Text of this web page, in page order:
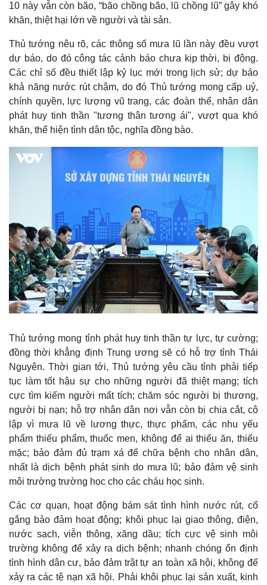
Pháp luật
Vụ án
Tin nóng
Tư vấn luật
Quân sự - Quốc phòng
Vũ khí
Việt Nam
Phân tích
10 này vẫn còn bão, “bão chồng bão, lũ chồng lũ” gây khó
khăn, thiệt hại lớn về người và tài sản. ​
Thủ tướng nêu rõ, các thông số mưa lũ lần này đều vượt
dự báo, do đó công tác cảnh báo chưa kịp thời, bị động.
Các chỉ số đều thiết lập kỷ lục mới trong lịch sử; dự báo
khả năng nước rút chậm, do đó Thủ tướng mong cấp uỷ,
chính quyền, lực lượng vũ trang, các đoàn thể, nhân dân
phát huy tinh thần "tương thân tương ái", vượt qua khó
khăn, thể hiện tình dân tộc, nghĩa đồng bào.
Thủ tướng mong tỉnh phát huy tinh thần tự lực, tự cường;
đồng thời khẳng định Trung ương sẽ có hỗ trợ tỉnh Thái
Nguyên. Thời gian tới, Thủ tướng yêu cầu tỉnh phải tiếp
tục làm tốt hậu sự cho những người đã thiệt mạng; tích
cực tìm kiếm người mất tích; chăm sóc người bị thương,
người bị nạn; hỗ trợ nhân dân nơi vẫn còn bị chia cắt, cô
lập vì mưa lũ về lương thực, thực phẩm, các nhu yếu
phẩm thiếu phẩm, thuốc men, không để ai thiếu ăn, thiếu
mặc; bảo đảm đủ trạm xá để chữa bệnh cho nhân dân,
nhất là dịch bệnh phát sinh do mưa lũ; bảo đảm vệ sinh
môi trường trường học cho các cháu học sinh.
Các cơ quan, hoạt động bám sát tình hình nước rút, cố
gắng bảo đảm hoạt động; khôi phục lại giao thông, điện,
nước sạch, viễn thông, xăng dầu; tích cực vệ sinh môi
trường không để xảy ra dịch bệnh; nhanh chóng ổn định
tình hình dân cư, bảo đảm trật tự an toàn xã hội, không để
xảy ra các tệ nạn xã hội. Phải khôi phục lại sản xuất, kinh